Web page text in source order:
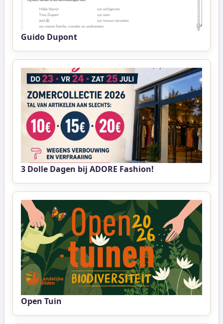
Guido Dupont
3 Dolle Dagen bij ADORE Fashion!
Open Tuin